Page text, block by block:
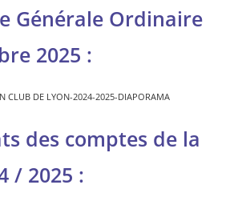
Générale Ordinaire
2025 :
CLUB DE LYON-2024-2025-DIAPORAMA
des comptes de la
/ 2025 :